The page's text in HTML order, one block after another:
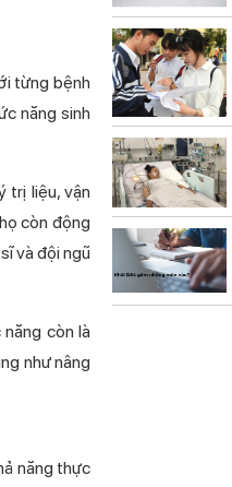
từng bệnh
năng sinh
trị liệu, vận
còn động
và đội ngũ
còn là
như nâng
năng thực